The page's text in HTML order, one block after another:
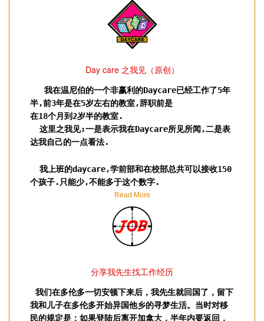
Day care 之我见（原创）
我在温尼伯的一个非赢利的Daycare已经工作了5年
半,前3年是在5岁左右的教室,辞职前是
在18个月到2岁半的教室.
这里之我见:一是表示我在Daycare所见所闻,二是表
达我自己的一点看法.
我上班的daycare,学前部和在校部总共可以接收150
个孩子.只能少,不能多于这个数字.
Read More
分享我先生找工作经历
我们在多伦多一切安顿下来后，我先生就回国了，留下
我和儿子在多伦多开始异国他乡的寻梦生活。当时对移
民的规定是：如果登陆后离开加拿大，半年内要返回，